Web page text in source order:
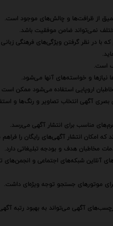
از ظرافت‌ها و چالش‌های موجود است.
نمی‌تواند ضامن موفقیت باشد.
با در نظر گرفتن ویژگی‌های فرهنگی
است.
و خواسته‌های آنها می‌شود.
اروپایی استفاده می‌شود ممکن
آگهی انتخاب تصاویر و رنگ‌ها و
مناسب برای انتشار آگهی می‌رسد.
امکان انتشار آگهی‌های رایگان را
مخاطبان هدف و بودجه تبلیغاتی دارد.
آنلاین شبکه‌های اجتماعی و
موتورهای جستجو توجه ویژه‌ای داشت.
آگهی می‌تواند به بهبود رتبه